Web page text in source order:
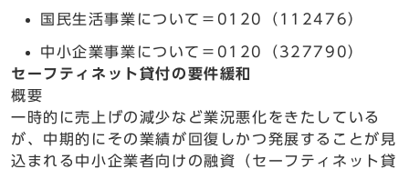
国民生活事業について＝0120（112476）
中小企業事業について＝0120（327790）
セーフティネット貸付の要件緩和
概要
一時的に売上げの減少など業況悪化をきたしている
が、中期的にその業績が回復しかつ発展することが見
込まれる中小企業者向けの融資（セーフティネット貸